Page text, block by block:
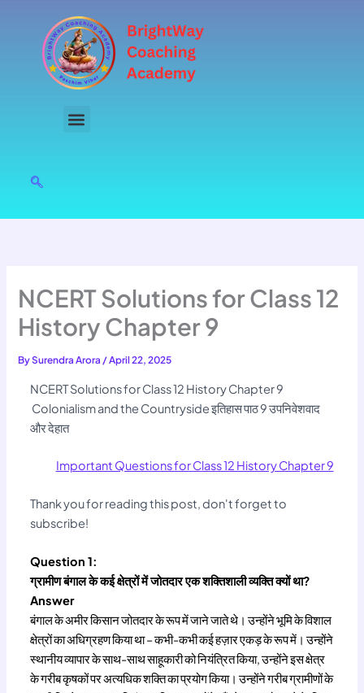
content
NCERT Solutions for Class 12
History Chapter 9
BySurendra Arora/April 22, 2025
NCERT Solutions for Class 12 History Chapter 9
Colonialism and the Countryside इतिहास पाठ 9 उपनिवेशवाद
और देहात
Important Questions for Class 12 History Chapter 9
Thank you for reading this post, don't forget to
subscribe!
Question 1:
ग्रामीण बंगाल के कई क्षेत्रों में जोतदार एक शक्तिशाली व्यक्ति क्यों था?
Answer
बंगाल के अमीर किसान जोतदार के रूप में जाने जाते थे। उन्होंने भूमि के विशाल
क्षेत्रों का अधिग्रहण किया था – कभी-कभी कई हज़ार एकड़ के रूप में। उन्होंने
स्थानीय व्यापार के साथ-साथ साहूकारी को नियंत्रित किया, उन्होंने इस क्षेत्र
के गरीब कृषकों पर अत्यधिक शक्ति का प्रयोग किया। उन्होंने गरीब ग्रामीणों के